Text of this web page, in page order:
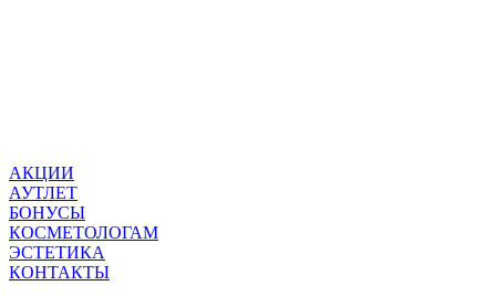
АКЦИИ
АУТЛЕТ
БОНУСЫ
КОСМЕТОЛОГАМ
ЭСТЕТИКА
КОНТАКТЫ